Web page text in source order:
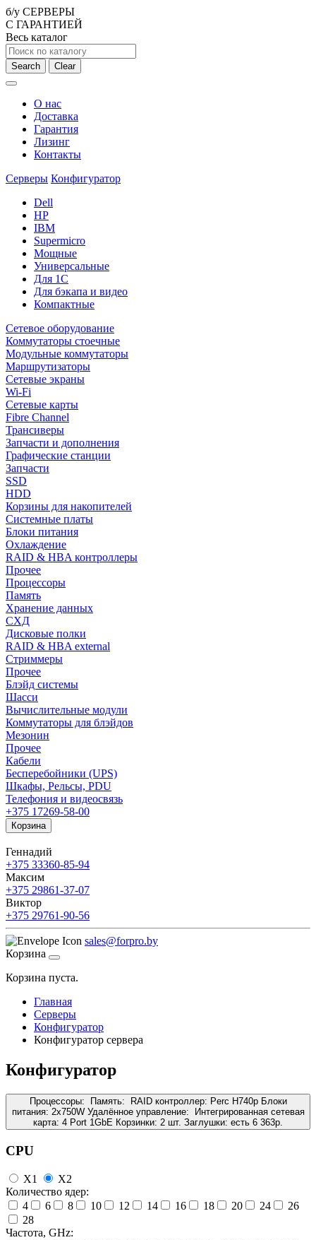
б/у СЕРВЕРЫ
С ГАРАНТИЕЙ
Весь каталог
Search Clear
О нас
Доставка
Гарантия
Лизинг
Контакты
Серверы Конфигуратор
Dell
HP
IBM
Supermicro
Мощные
Универсальные
Для 1С
Для бэкапа и видео
Компактные
Сетевое оборудование
Коммутаторы стоечные
Модульные коммутаторы
Маршрутизаторы
Сетевые экраны
Wi-Fi
Сетевые карты
Fibre Channel
Трансиверы
Запчасти и дополнения
Графические станции
Запчасти
SSD
HDD
Корзины для накопителей
Системные платы
Блоки питания
Охлаждение
RAID & HBA контроллеры
Прочее
Процессоры
Память
Хранение данных
СХД
Дисковые полки
RAID & HBA external
Стриммеры
Прочее
Блэйд системы
Шасси
Вычислительные модули
Коммутаторы для блэйдов
Мезонин
Прочее
Кабели
Бесперебойники (UPS)
Шкафы, Рельсы, PDU
Телефония и видеосвязь
+375 17269-58-00
Корзина
Геннадий
+375 33360-85-94
Максим
+375 29861-37-07
Виктор
+375 29761-90-56
sales@forpro.by
Корзина
Корзина пуста.
Главная
Серверы
Конфигуратор
Конфигуратор сервера
Конфигуратор
Процессоры: Память: RAID контроллер: Perc H740p Блоки
питания: 2x750W Удалённое управление:
Интегрированная сетевая
карта: 4 Port 1GbE Корзинки: 2 шт. Заглушки: есть 6 363р.
CPU
X1
X2
Количество ядер:
4
6 8 10 12 14 16 18 20 24
26
28
Частота, GHz: